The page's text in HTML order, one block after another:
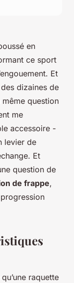
en
ce sport
Et
dizaines de
question
me
accessoire -
levier de
Et
question de
de frappe,
raquette